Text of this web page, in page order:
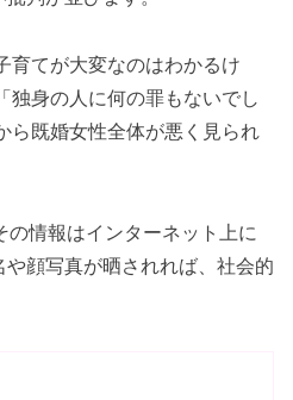
育てが大変なのはわかるけ
独身の人に何の罪もないでし
ら既婚女性全体が悪く見られ
情報はインターネット上に
顔写真が晒されれば、社会的